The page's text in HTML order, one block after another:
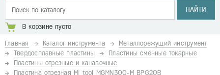
НАЙТИ
В корзине пусто
Главная Каталог инструмента
Металлорежущий инструмент
Твердосплавные пластины
Пластины сменные токарные
Пластины отрезные и канавочные
Пластина отрезная Mi tool MGMN300-M BPG20B